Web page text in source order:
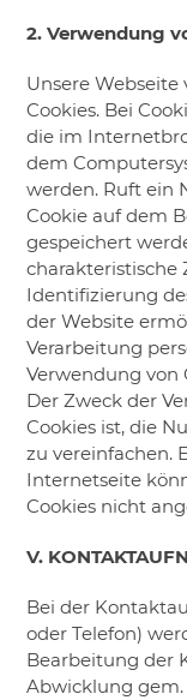
2. Verwendung
Unsere Webseite
Cookies. Bei
die im
dem
werden. Ruft ein
Cookie auf dem
gespeichert
charakteristische
Identifizierung
der Website
Verarbeitung
Verwendung von
Der Zweck der
Cookies ist, die
zu vereinfachen.
Internetseite
Cookies nicht
V.
Bei der
oder Telefon)
Bearbeitung der
Abwicklung gem.